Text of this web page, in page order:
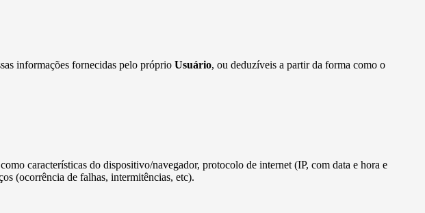
informações fornecidas pelo próprio Usuário, ou deduzíveis a partir da forma como o
características do dispositivo/navegador, protocolo de internet (IP, com data e hora e
(ocorrência de falhas, intermitências, etc).